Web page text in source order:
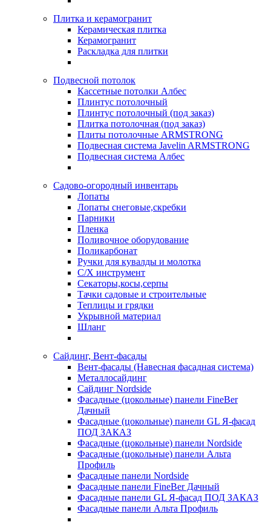
Плитка и керамогранит
Керамическая плитка
Керамогранит
Раскладка для плитки
Подвесной потолок
Кассетные потолки Албес
Плинтус потолочный
Плинтус потолочный (под заказ)
Плитка потолочная (под заказ)
Плиты потолочные ARMSTRONG
Подвесная система Javelin ARMSTRONG
Подвесная система Албес
Садово-огородный инвентарь
Лопаты
Лопаты снеговые,скребки
Парники
Пленка
Поливочное оборудование
Поликарбонат
Ручки для кувалды и молотка
С/Х инструмент
Секаторы,косы,серпы
Тачки садовые и строительные
Теплицы и грядки
Укрывной материал
Шланг
Сайдинг, Вент-фасады
Вент-фасады (Навесная фасадная система)
Металлосайдинг
Сайдинг Nordside
Фасадные (цокольные) панели FineBer
Дачный
Фасадные (цокольные) панели GL Я-фасад
ПОД ЗАКАЗ
Фасадные (цокольные) панели Nordside
Фасадные (цокольные) панели Альта
Профиль
Фасадные панели Nordside
Фасадные панели FineBer Дачный
Фасадные панели GL Я-фасад ПОД ЗАКАЗ
Фасадные панели Альта Профиль